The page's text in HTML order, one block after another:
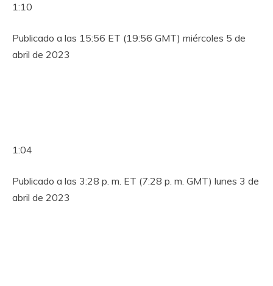
1:10
Publicado a las 15:56 ET (19:56 GMT) miércoles 5 de
abril de 2023
1:04
Publicado a las 3:28 p. m. ET (7:28 p. m. GMT) lunes 3 de
abril de 2023